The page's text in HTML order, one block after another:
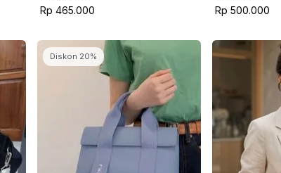
Rp 465.000 Rp 500.000
Diskon 20%